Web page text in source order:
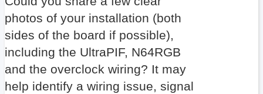
photos of your installation (both
sides of the board if possible),
including the UltraPIF, N64RGB
and the overclock wiring? It may
help identify a wiring issue, signal